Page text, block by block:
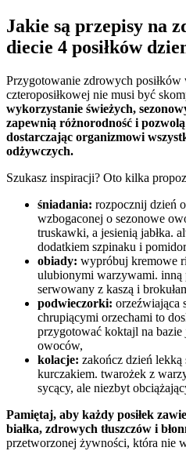
Jakie są przepisy na
diecie 4 posiłków
Przygotowanie zdrowych posiłków
czteroposiłkowej nie musi być
wykorzystanie świeżych,
zapewnią różnorodność i
dostarczając organizmowi
odżywczych.
Szukasz inspiracji? Oto kilka
śniadania: rozpocznij dzień
wzbogaconej o sezonowe
truskawki, a jesienią jabłka.
dodatkiem szpinaku i
obiady: wypróbuj kremowe
ulubionymi warzywami. inną
serwowany z kaszą i
podwieczorki: orzeźwiająca
chrupiącymi orzechami to
przygotować koktajl na
owoców,
kolacje: zakończ dzień lekką
kurczakiem. twarożek z
sycący, ale niezbyt
Pamiętaj, aby każdy posiłek
białka, zdrowych tłuszczów i
przetworzonej żywności, która nie